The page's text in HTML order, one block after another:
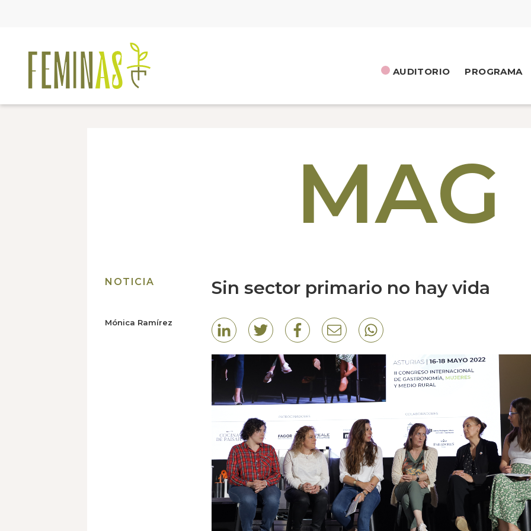
AUDITORIO PROGRAMA
MAG
NOTICIA Sin sector primario no hay vida
Mónica Ramírez